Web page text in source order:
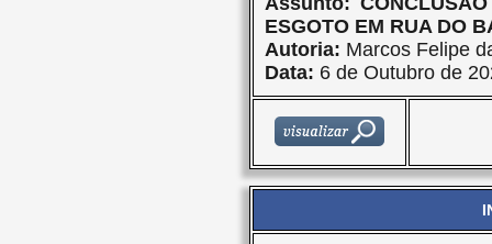
ESGOTO EM RUA DO
Autoria: Marcos Felipe
Data: 6 de Outubro de